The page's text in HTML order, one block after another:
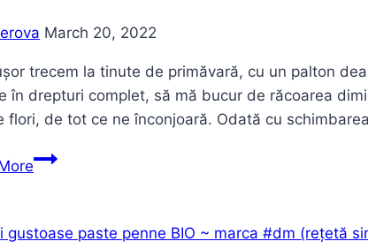
March 20, 2022
trecem la tinute de primăvară, cu un palton
în drepturi complet, să mă bucur de răcoarea
flori, de tot ce ne înconjoară. Odată cu
Trecem
de